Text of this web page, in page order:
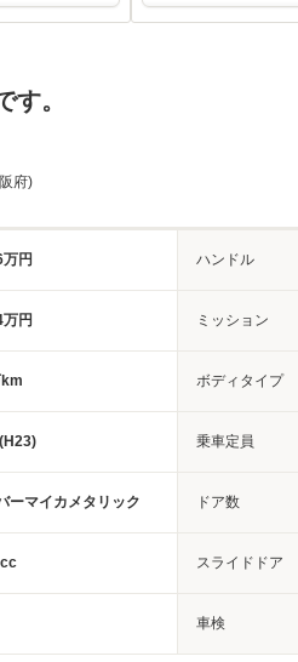
す。
府)
円 ハンドル
円 ミッション
ボディタイプ
乗車定員
ーマイカメタリック ドア数
スライドドア
車検